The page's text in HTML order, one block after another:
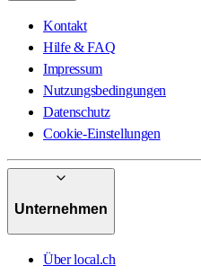
Kontakt
Hilfe & FAQ
Impressum
Nutzungsbedingungen
Datenschutz
Cookie-Einstellungen
Unternehmen
Über local.ch